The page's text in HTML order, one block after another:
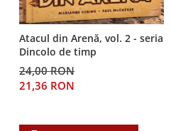
Atacul din Arenă, vol. 2 - seria
Dincolo de timp
24,00 RON
21,36 RON